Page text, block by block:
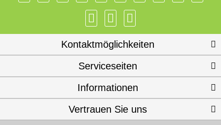
Kontaktmöglichkeiten
Serviceseiten
Informationen
Vertrauen Sie uns